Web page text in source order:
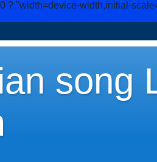
? "width=device-width,initial-
song